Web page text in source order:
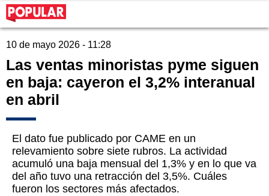
10 de mayo 2026 - 11:28
Las ventas minoristas pyme siguen
en baja: cayeron el 3,2% interanual
en abril
El dato fue publicado por CAME en un
relevamiento sobre siete rubros. La actividad
acumuló una baja mensual del 1,3% y en lo que va
del año tuvo una retracción del 3,5%. Cuáles
fueron los sectores más afectados.